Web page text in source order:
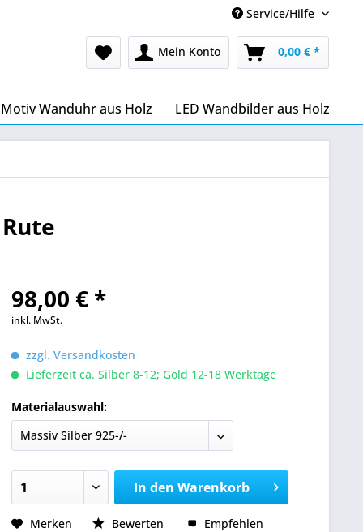
Service/Hilfe
Mein Konto 0,00 € *
Motiv Wanduhr aus Holz LED Wandbilder aus Holz
98,00 € *
inkl. MwSt.
zzgl. Versandkosten
Lieferzeit ca. Silber 8-12; Gold 12-18 Werktage
Materialauswahl:
In den Warenkorb
Merken Bewerten Empfehlen